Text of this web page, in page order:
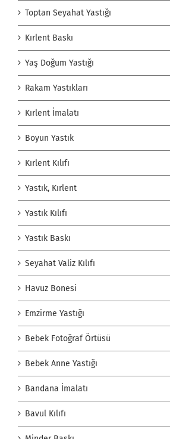
Toptan Seyahat Yastığı
Kırlent Baskı
Yaş Doğum Yastığı
Rakam Yastıkları
Kırlent İmalatı
Boyun Yastık
Kırlent Kılıfı
Yastık, Kırlent
Yastık Kılıfı
Yastık Baskı
Seyahat Valiz Kılıfı
Havuz Bonesi
Emzirme Yastığı
Bebek Fotoğraf Örtüsü
Bebek Anne Yastığı
Bandana İmalatı
Bavul Kılıfı